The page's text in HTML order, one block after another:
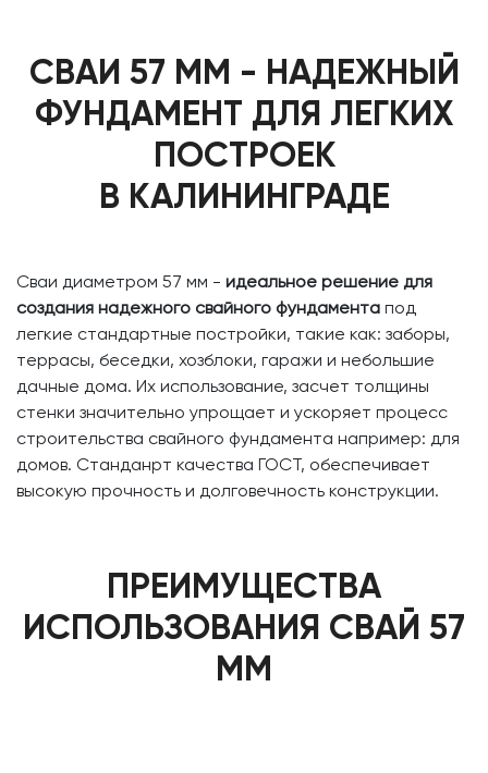
СВАИ 57 ММ - НАДЕЖНЫЙ
ФУНДАМЕНТ ДЛЯ ЛЕГКИХ
ПОСТРОЕК
В КАЛИНИНГРАДЕ
Сваи диаметром 57 мм - идеальное решение для
создания надежного свайного фундамента под
легкие стандартные постройки, такие как: заборы,
террасы, беседки, хозблоки, гаражи и небольшие
дачные дома. Их использование, засчет толщины
стенки значительно упрощает и ускоряет процесс
строительства свайного фундамента например: для
домов. Станданрт качества ГОСТ, обеспечивает
высокую прочность и долговечность конструкции.
ПРЕИМУЩЕСТВА
ИСПОЛЬЗОВАНИЯ СВАЙ 57
ММ